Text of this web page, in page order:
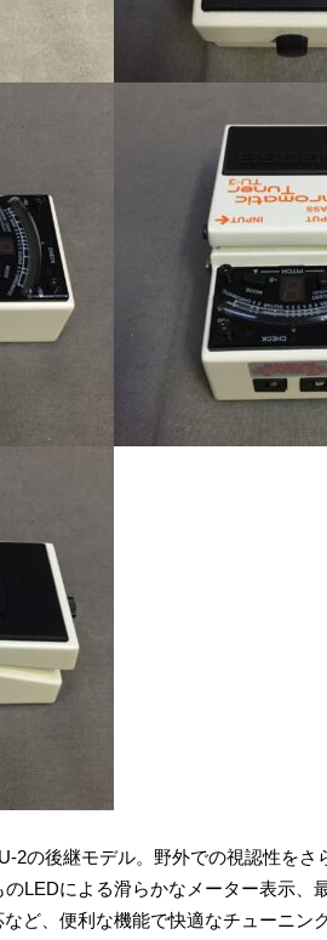
2の後継モデル。野外での視認性をさ
LEDによる滑らかなメーター表示、
ど、便利な機能で快適なチューニン